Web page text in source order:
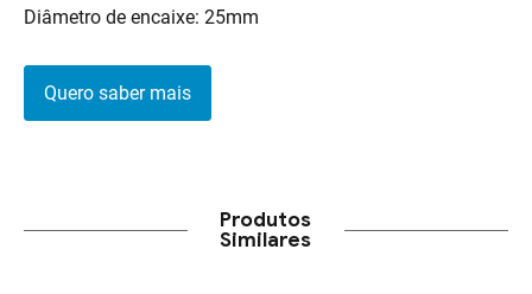
Diâmetro de encaixe: 25mm
Quero saber mais
Produtos
Similares